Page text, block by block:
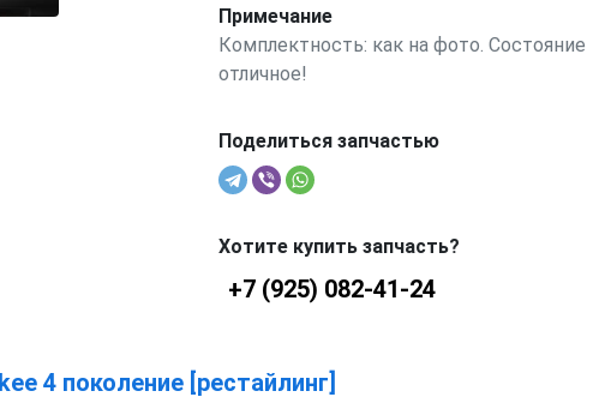
Примечание
Комплектность: как на фото. Состояние
отличное!
Поделиться запчастью
Хотите купить запчасть?
+7 (925) 082-41-24
4 поколение [рестайлинг]